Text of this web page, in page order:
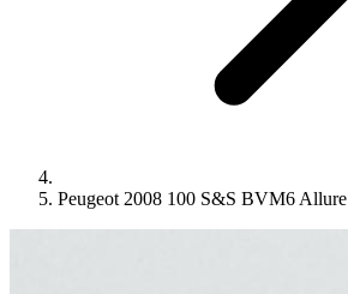
Peugeot 2008 100 S&S BVM6 Allure